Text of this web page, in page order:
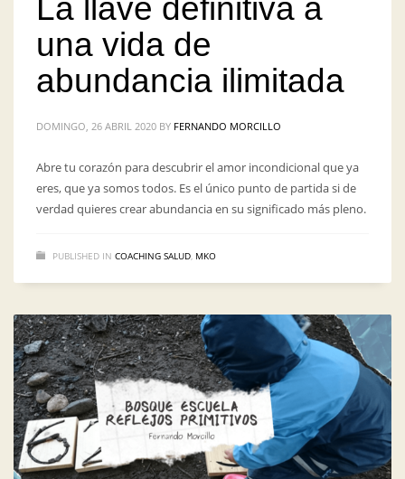
La llave definitiva a
una vida de
abundancia ilimitada
DOMINGO, 26 ABRIL 2020 BY FERNANDO MORCILLO
Abre tu corazón para descubrir el amor incondicional que ya
eres, que ya somos todos. Es el único punto de partida si de
verdad quieres crear abundancia en su significado más pleno.
PUBLISHED IN COACHING SALUD, MKO